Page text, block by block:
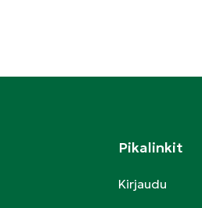
Pikalinkit
Kirjaudu